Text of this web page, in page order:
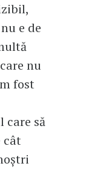
e de
nu
fost
care să
cât